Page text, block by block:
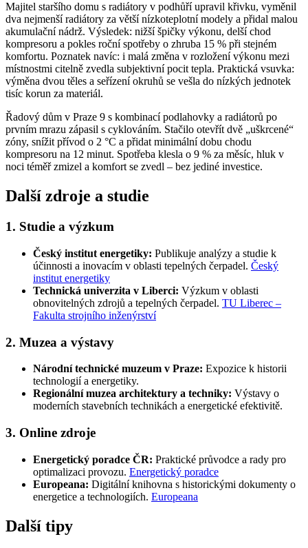
Majitel staršího domu s radiátory v podhůří upravil křivku, vyměnil
dva nejmenší radiátory za větší nízkoteplotní modely a přidal malou
akumulační nádrž. Výsledek: nižší špičky výkonu, delší chod
kompresoru a pokles roční spotřeby o zhruba 15 % při stejném
komfortu. Poznatek navíc: i malá změna v rozložení výkonu mezi
místnostmi citelně zvedla subjektivní pocit tepla. Praktická vsuvka:
výměna dvou těles a seřízení okruhů se vešla do nízkých jednotek
tisíc korun za materiál.
Řadový dům v Praze 9 s kombinací podlahovky a radiátorů po
prvním mrazu zápasil s cyklováním. Stačilo otevřít dvě „uškrcené“
zóny, snížit přívod o 2 °C a přidat minimální dobu chodu
kompresoru na 12 minut. Spotřeba klesla o 9 % za měsíc, hluk v
noci téměř zmizel a komfort se zvedl – bez jediné investice.
Další zdroje a studie
1. Studie a výzkum
Český institut energetiky: Publikuje analýzy a studie k
účinnosti a inovacím v oblasti tepelných čerpadel. Český
institut energetiky
Technická univerzita v Liberci: Výzkum v oblasti
obnovitelných zdrojů a tepelných čerpadel. TU Liberec –
Fakulta strojního inženýrství
2. Muzea a výstavy
Národní technické muzeum v Praze: Expozice k historii
technologií a energetiky.
Regionální muzea architektury a techniky: Výstavy o
moderních stavebních technikách a energetické efektivitě.
3. Online zdroje
Energetický poradce ČR: Praktické průvodce a rady pro
optimalizaci provozu. Energetický poradce
Europeana: Digitální knihovna s historickými dokumenty o
energetice a technologiích. Europeana
Další tipy